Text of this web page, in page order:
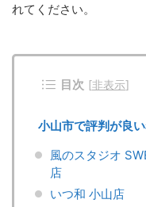
れてください。
目次 [非表示]
小山市で評判が良
風のスタジオ
店
いつ和 小山店